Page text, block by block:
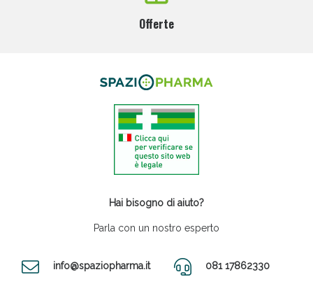
Offerte
Hai bisogno di aiuto?
Parla con un nostro esperto
info@spaziopharma.it 081 17862330